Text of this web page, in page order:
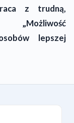
z trudną,
„Możliwość
lepszej